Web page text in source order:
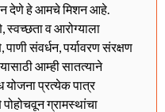
देणे हे आमचे मिशन आहे.
व आरोग्याला
संवर्धन, पर्यावरण संरक्षण
आम्ही सातत्याने
योजना प्रत्येक पात्र
ग्रामस्थांचा